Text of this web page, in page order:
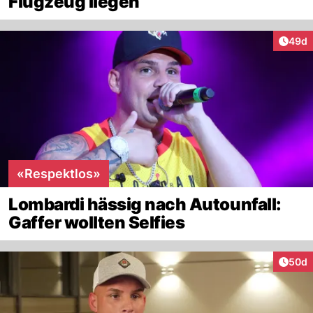
49d
«Respektlos»
Lombardi hässig nach Autounfall:
Gaffer wollten Selfies
50d